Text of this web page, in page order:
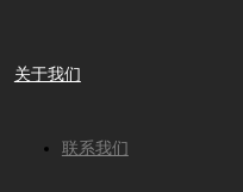
关于我们
联系我们